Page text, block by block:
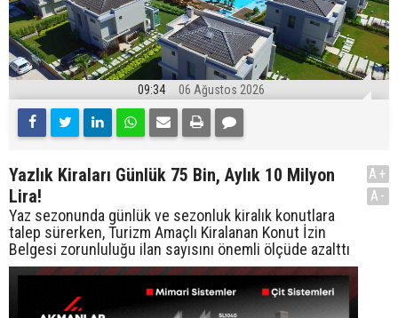
09:34 06 Ağustos 2026
Yazlık Kiraları Günlük 75 Bin, Aylık 10 Milyon
Lira!
Yaz sezonunda günlük ve sezonluk kiralık konutlara
talep sürerken, Turizm Amaçlı Kiralanan Konut İzin
Belgesi zorunluluğu ilan sayısını önemli ölçüde azalttı
A+
A-